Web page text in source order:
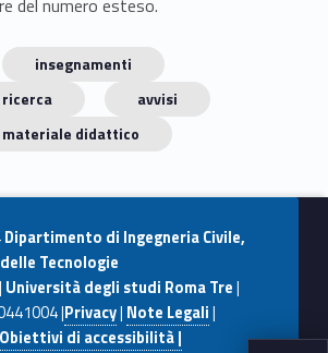
del numero esteso.
insegnamenti
avvisi
didattico
Dipartimento di Ingegneria Civile,
Tecnologie
| Università degli studi Roma Tre|
|Privacy| Note Legali|
Obiettivi di accessibilità |